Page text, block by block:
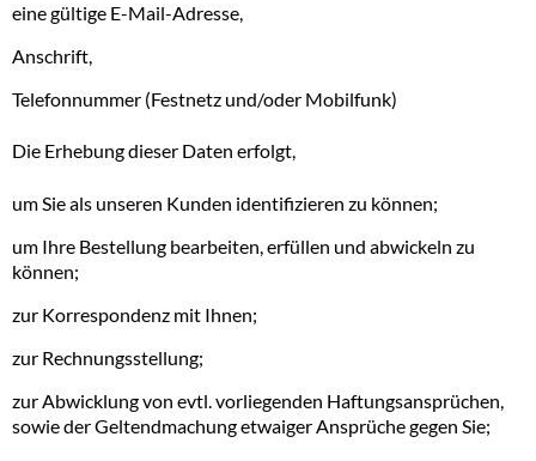
eine gültige E-Mail-Adresse,
Anschrift,
Telefonnummer (Festnetz und/oder Mobilfunk)
Die Erhebung dieser Daten erfolgt,
um Sie als unseren Kunden identifizieren zu können;
um Ihre Bestellung bearbeiten, erfüllen und abwickeln zu
können;
zur Korrespondenz mit Ihnen;
zur Rechnungsstellung;
zur Abwicklung von evtl. vorliegenden Haftungsansprüchen,
sowie der Geltendmachung etwaiger Ansprüche gegen Sie;